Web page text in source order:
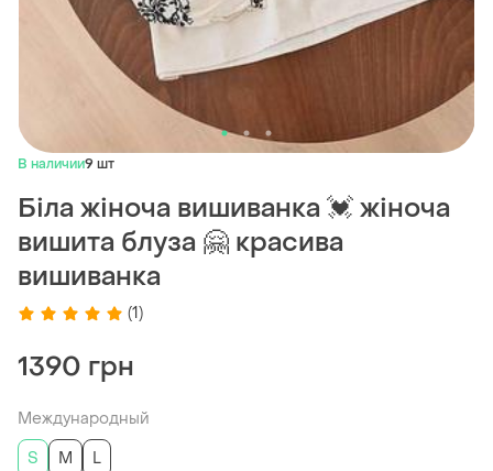
В наличии9 шт
Біла жіноча вишиванка 💓 жіноча
вишита блуза 🤗 красива
вишиванка
(1)
1390 грн
Международный
S
M L